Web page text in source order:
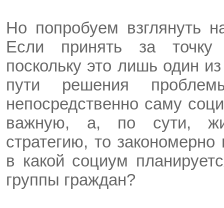
Но попробуем взглянуть
Если принять за точку
поскольку это лишь один
пути решения
непосредственно саму
важную, а, по сути,
стратегию, то
в какой социум
группы граждан?